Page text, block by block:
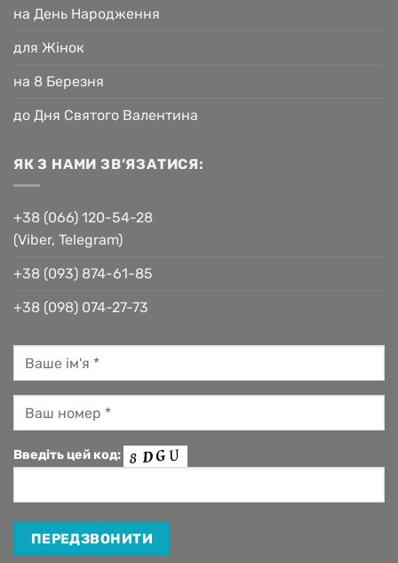
на День Народження
для Жінок
на 8 Березня
до Дня Святого Валентина
ЯК З НАМИ ЗВ’ЯЗАТИСЯ:
+38 (066) 120-54-28
(Viber, Telegram)
+38 (093) 874-61-85
+38 (098) 074-27-73
Введіть цей код: